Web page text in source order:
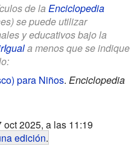
de la Enciclopedia
se puede utilizar
y educativos bajo la
a menos que se indique
para Niños. Enciclopedia
2025, a las 11:19
edición.